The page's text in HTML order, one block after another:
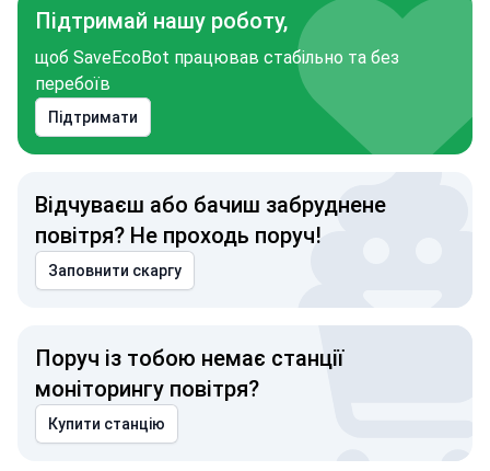
Підтримай нашу роботу,
щоб SaveEcoBot працював стабільно та без
перебоїв
Підтримати
Відчуваєш або бачиш забруднене
повітря? Не проходь поруч!
Заповнити скаргу
Поруч із тобою немає станції
моніторингу повітря?
Купити станцію